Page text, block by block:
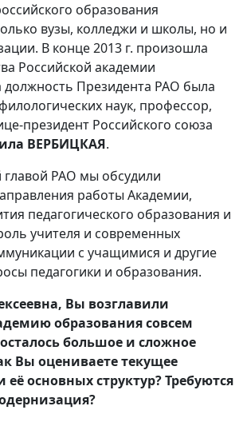
образования
вузы, колледжи и школы, но и
В конце 2013 г. произошла
Российской академии
должность Президента РАО была
наук, профессор,
президент Российского союза
ВЕРБИЦКАЯ.
главой РАО мы обсудили
работы Академии,
педагогического образования и
учителя и современных
с учащимися и другие
педагогики и образования.
Вы возглавили
образования совсем
большое и сложное
Вы оцениваете текущее
её основных структур? Требуются